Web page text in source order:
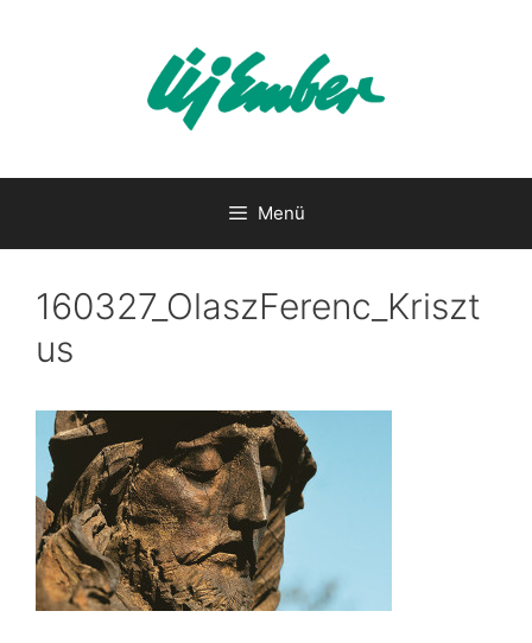
Menü
160327_OlaszFerenc_Kriszt
us